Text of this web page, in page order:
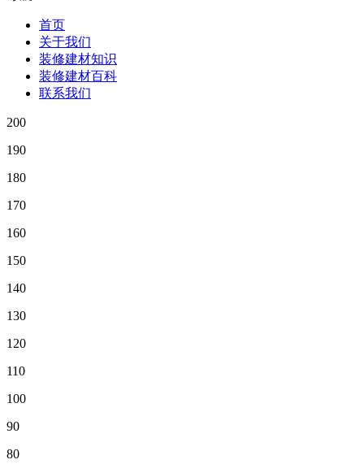
首页
关于我们
装修建材知识
装修建材百科
联系我们
200
190
180
170
160
150
140
130
120
110
100
90
80